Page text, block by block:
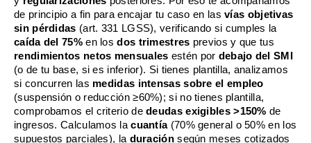
de principio a fin para encajar tu caso en lasvías objetivas
sin pérdidas (art. 331 LGSS), verificando si cumples la
caída del 75%en losdos trimestres previos y que tus
rendimientos netos mensuales estén por debajo del SMI
(o de tu base, si es inferior). Si tienes plantilla, analizamos
si concurren las medidas intensas sobre el empleo
(suspensión o reducción ≥60%); si no tienes plantilla,
comprobamos el criterio dedeudas exigibles >150% de
ingresos. Calculamos lacuantía(70% general o 50% en los
supuestos parciales), la duraciónsegún meses cotizados